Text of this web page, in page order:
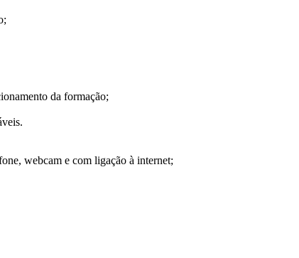
da formação;
webcam e com ligação à internet;